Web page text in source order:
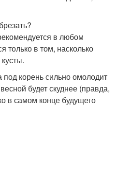
в любом
только в том, насколько
корень сильно омолодит
будет скуднее (правда,
в самом конце будущего